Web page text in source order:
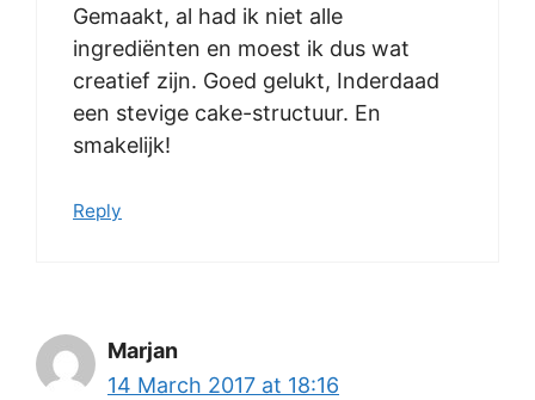
Gemaakt, al had ik niet alle
ingrediënten en moest ik dus wat
creatief zijn. Goed gelukt, Inderdaad
een stevige cake-structuur. En
smakelijk!
Reply
Marjan
14 March 2017 at 18:16